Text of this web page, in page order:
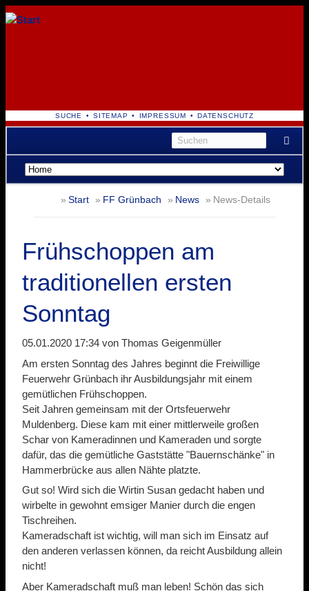
NAVIGATION
ÜBERSPRINGEN
SUCHE SITEMAP IMPRESSUM DATENSCHUTZ
Navigation
überspringen
Start FF Grünbach News News-Details
Frühschoppen am
traditionellen ersten
Sonntag
05.01.2020 17:34 von Thomas Geigenmüller
Am ersten Sonntag des Jahres beginnt die Freiwillige
Feuerwehr Grünbach ihr Ausbildungsjahr mit einem
gemütlichen Frühschoppen.
Seit Jahren gemeinsam mit der Ortsfeuerwehr
Muldenberg. Diese kam mit einer mittlerweile großen
Schar von Kameradinnen und Kameraden und sorgte
dafür, das die gemütliche Gaststätte "Bauernschänke" in
Hammerbrücke aus allen Nähte platzte.
Gut so! Wird sich die Wirtin Susan gedacht haben und
wirbelte in gewohnt emsiger Manier durch die engen
Tischreihen.
Kameradschaft ist wichtig, will man sich im Einsatz auf
den anderen verlassen können, da reicht Ausbildung allein
nicht!
Aber Kameradschaft muß man leben! Schön das sich